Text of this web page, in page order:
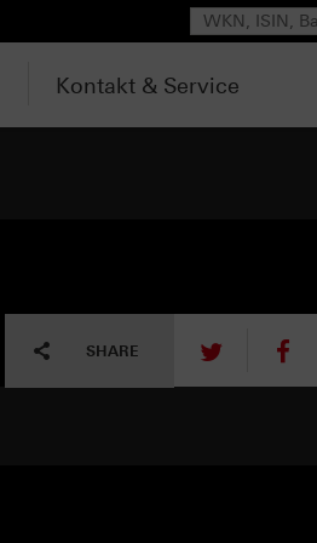
Suche
Kontakt & Service
SHARE tweet